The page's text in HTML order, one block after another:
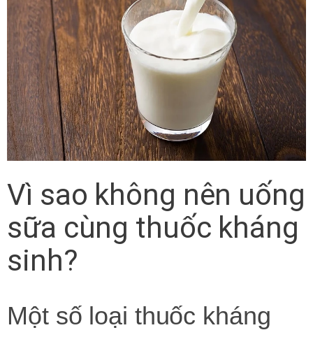
Vì sao không nên uống
sữa cùng thuốc kháng
sinh?
Một số loại thuốc kháng